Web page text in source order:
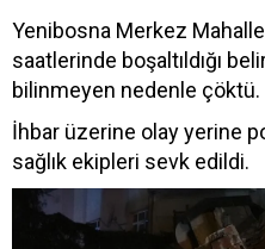
Yenibosna Merkez
saatlerinde boşaltıldığı
bilinmeyen nedenle çöktü.
İhbar üzerine olay yerine
sağlık ekipleri sevk edildi.